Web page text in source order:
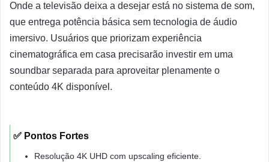
Onde a televisão deixa a desejar está no sistema de som,
que entrega potência básica sem tecnologia de áudio
imersivo. Usuários que priorizam experiência
cinematográfica em casa precisarão investir em uma
soundbar separada para aproveitar plenamente o
conteúdo 4K disponível.
✅ Pontos Fortes
Resolução 4K UHD com upscaling eficiente.